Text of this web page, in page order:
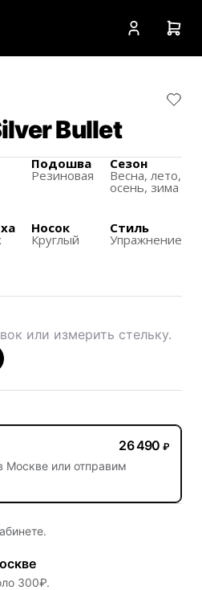
Bullet
Подошва
Резиновая
Сезон
Весна, лето,
осень, зима
Носок
Круглый
Стиль
Упражнение
или измерить стельку.
26 490 ₽
Москве или отправим
300₽.